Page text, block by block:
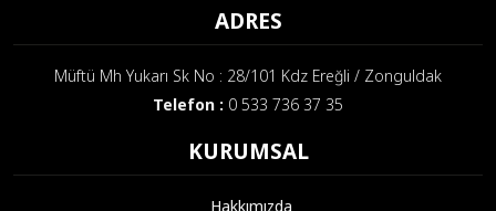
ADRES
Müftü Mh Yukarı Sk No : 28/101 Kdz Ereğli / Zonguldak
Telefon : 0 533 736 37 35
KURUMSAL
Hakkımızda